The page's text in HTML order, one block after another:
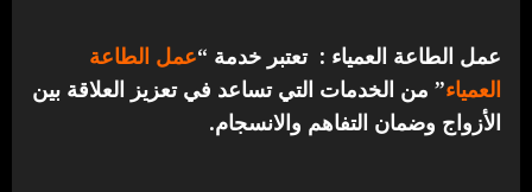
عمل الطاعة العمياء : تعتبر خدمة “عمل الطاعة
العمياء” من الخدمات التي تساعد في تعزيز العلاقة بين
الأزواج وضمان التفاهم والانسجام.